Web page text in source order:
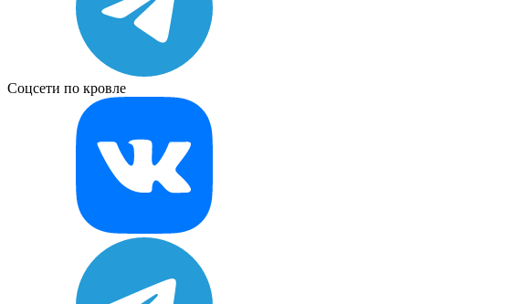
Соцсети по кровле